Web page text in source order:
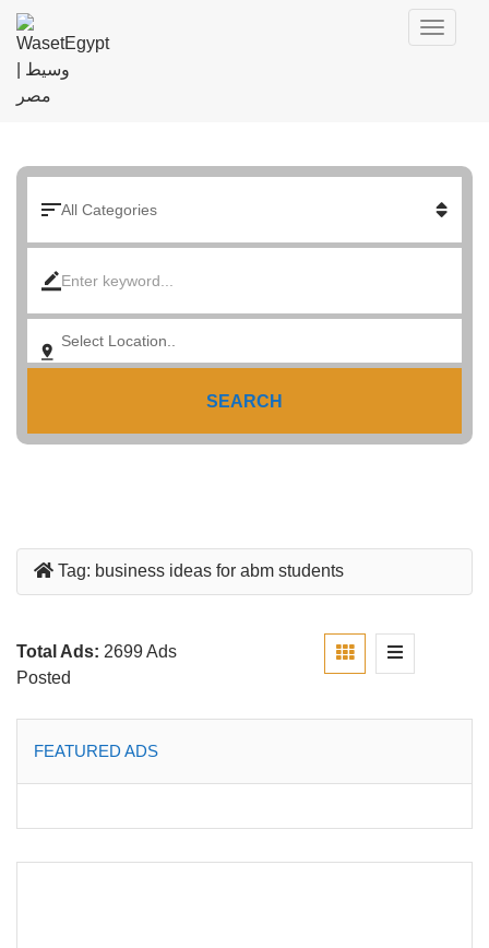
SEARCH
Tag: business ideas for abm students
Total Ads: 2699 Ads
Posted
FEATURED ADS